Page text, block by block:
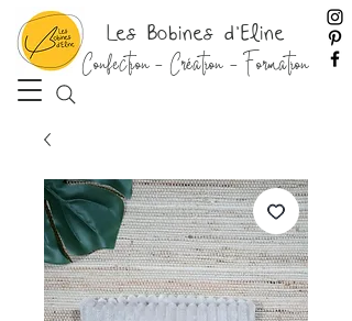
Les Bobines d'Eline
Confection - Création - Formation